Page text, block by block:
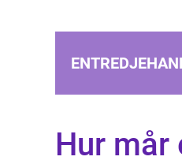
Hur mår